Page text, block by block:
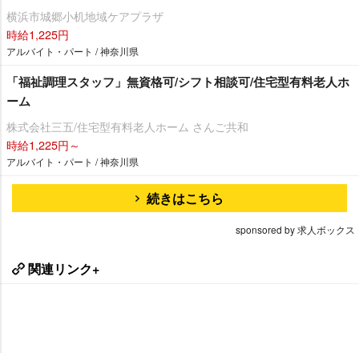
横浜市城郷小机地域ケアプラザ
時給1,225円
アルバイト・パート / 神奈川県
「福祉調理スタッフ」無資格可/シフト相談可/住宅型有料老人ホ
ーム
株式会社三五/住宅型有料老人ホーム さんご共和
時給1,225円～
アルバイト・パート / 神奈川県
続きはこちら
sponsored by 求人ボックス
関連リンク+